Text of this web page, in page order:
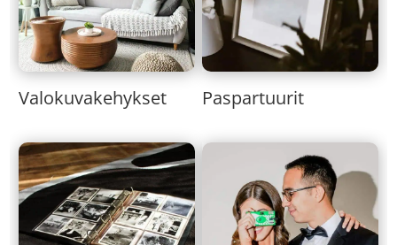
Valokuvakehykset Paspartuurit